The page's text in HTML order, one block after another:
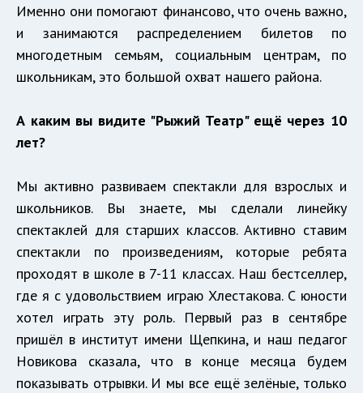
Именно они помогают финансово, что очень важно,
и занимаются распределением билетов по
многодетным семьям, социальным центрам, по
школьникам, это большой охват нашего района.
А каким вы видите "Рыжий Театр" ещё через 10
лет?
Мы активно развиваем спектакли для взрослых и
школьников. Вы знаете, мы сделали линейку
спектаклей для старших классов. Активно ставим
спектакли по произведениям, которые ребята
проходят в школе в 7-11 классах. Наш бестселлер,
где я с удовольствием играю Хлестакова. С юности
хотел играть эту роль. Первый раз в сентябре
пришёл в институт имени Щепкина, и наш педагог
Новикова сказала, что в конце месяца будем
показывать отрывки. И мы все ещё зелёные, только